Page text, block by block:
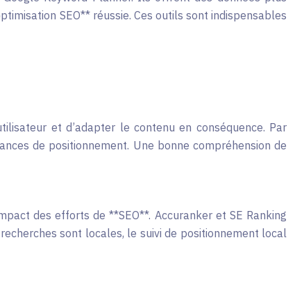
SEO** réussie. Ces outils sont indispensables
et d’adapter le contenu en conséquence. Par
de positionnement. Une bonne compréhension de
des efforts de **SEO**. Accuranker et SE Ranking
sont locales, le suivi de positionnement local